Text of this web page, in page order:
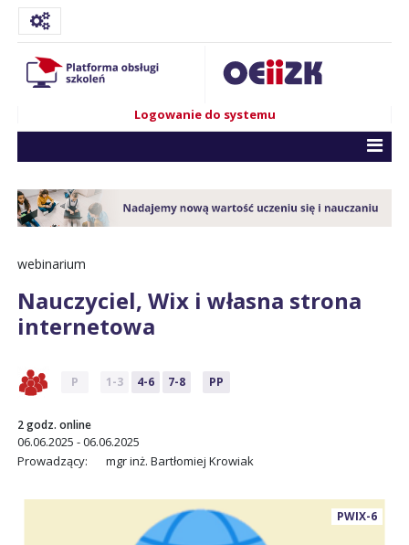
Logowanie do systemu
webinarium
Nauczyciel, Wix i własna strona
internetowa
P 1-3 4-6 7-8 PP
2 godz. online
06.06.2025 - 06.06.2025
Prowadzący:
mgr inż. Bartłomiej Krowiak
PWIX-6